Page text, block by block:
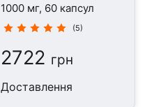
1000 мг, 60 капсул
(5)
2722 грн
Доставлення